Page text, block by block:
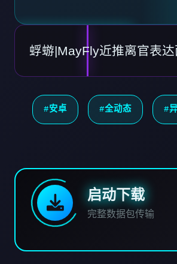
蜉蝣|MayFly近推离官表
#安卓 #全动态 #
启动下载
完整数据包传输